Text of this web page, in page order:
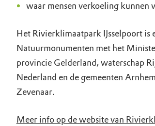
waar mensen verkoeling kunnen
Het Rivierklimaatpark IJsselpoort is
Natuurmonumenten met het
provincie Gelderland, waterschap
Nederland en de gemeenten
Zevenaar.
Meer info op de website van